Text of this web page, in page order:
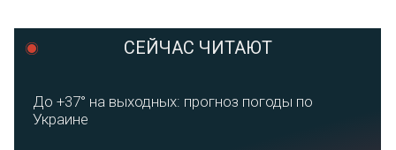
СЕЙЧАС ЧИТАЮТ
До +37° на выходных: прогноз погоды по
Украине